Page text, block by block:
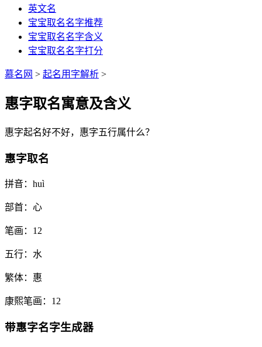
英文名
宝宝取名名字推荐
宝宝取名名字含义
宝宝取名名字打分
慕名网 > 起名用字解析 >
惠字取名寓意及含义
惠字起名好不好， 惠字五行属什么？
惠字取名
拼音： huì
部首： 心
笔画： 12
五行： 水
繁体： 惠
康熙笔画： 12
带惠字名字生成器